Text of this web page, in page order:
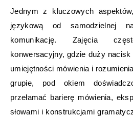
Jednym z kluczowych
językową od samodzielnej
komunikację. Zajęcia
konwersacyjny, gdzie duży nacisk
umiejętności mówienia i
grupie, pod okiem
przełamać barierę mówienia,
słowami i konstrukcjami